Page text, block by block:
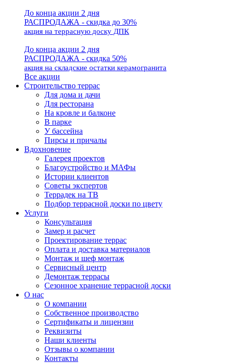
До конца акции 2 дня
РАСПРОДАЖА - скидка до 30%
акция на террасную доску ДПК
До конца акции 2 дня
РАСПРОДАЖА - скидка 50%
акция на складские остатки керамогранита
Все акции
Строительство террас
Для дома и дачи
Для ресторана
На кровле и балконе
В парке
У бассейна
Пирсы и причалы
Вдохновение
Галерея проектов
Благоустройство и МАФы
Истории клиентов
Советы экспертов
Террадек на ТВ
Подбор террасной доски по цвету
Услуги
Консультация
Замер и расчет
Проектирование террас
Оплата и доставка материалов
Монтаж и шеф монтаж
Сервисный центр
Демонтаж террасы
Сезонное хранение террасной доски
О нас
О компании
Собственное производство
Сертификаты и лицензии
Реквизиты
Наши клиенты
Отзывы о компании
Контакты